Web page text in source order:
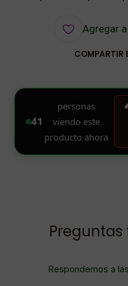
Agregar
COMPARTIR
Respondemos a